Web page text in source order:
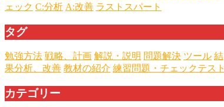
ェック C:分析 A:改善 ラストスパート
タグ
勉強方法 戦略、計画 解説・説明 問題解決 ツール 結
果分析、改善 教材の紹介 練習問題・チェックテスト
カテゴリー